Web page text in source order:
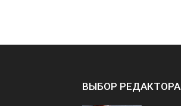
ВЫБОР РЕДАКТОРА